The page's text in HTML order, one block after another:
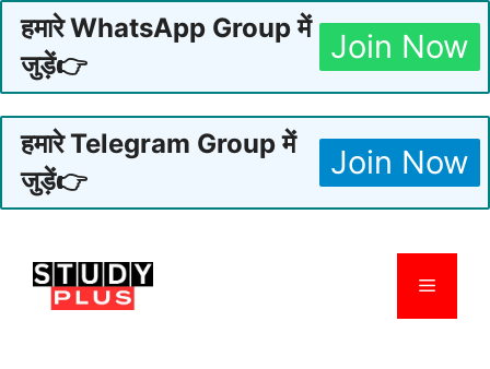
हमारे WhatsApp Group में
जुड़ें👉
Join Now
हमारे Telegram Group में
जुड़ें👉
Join Now
content
Menu